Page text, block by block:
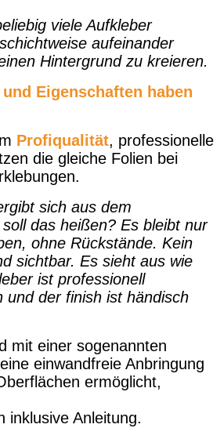
viele Aufkleber
aufeinander
Hintergrund zu kreieren.
Eigenschaften haben
Profiqualität, professionelle
die gleiche Folien bei
sich aus dem
das heißen? Es bleibt nur
ohne Rückstände. Kein
sichtbar. Es sieht aus wie
ist professionell
und der finish ist händisch
mit einer sogenannten
einwandfreie Anbringung
ermöglicht,
inklusive Anleitung.